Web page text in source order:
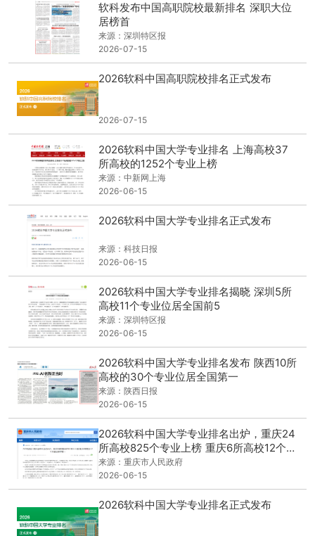
软科发布中国高职院校最新排名 深职大位
居榜首
来源：深圳特区报
2026-07-15
2026软科中国高职院校排名正式发布
2026-07-15
2026软科中国大学专业排名 上海高校37
所高校的1252个专业上榜
来源：中新网上海
2026-06-15
2026软科中国大学专业排名正式发布
来源：科技日报
2026-06-15
2026软科中国大学专业排名揭晓 深圳5所
高校11个专业位居全国前5
来源：深圳特区报
2026-06-15
2026软科中国大学专业排名发布 陕西10所
高校的30个专业位居全国第一
来源：陕西日报
2026-06-15
2026软科中国大学专业排名出炉，重庆24
所高校825个专业上榜 重庆6所高校12个专
业全国排第一
来源：重庆市人民政府
2026-06-15
2026软科中国大学专业排名正式发布